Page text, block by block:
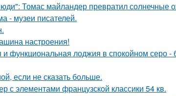
Томас майландер превратил солнечные
- музеи писателей.
настроения!
функциональная лоджия в спокойном серо -
если не сказать больше.
с элементами французской классики 54 кв.